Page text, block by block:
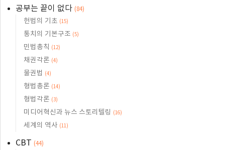
공부는 끝이 없다 (84)
헌법의 기초 (15)
통치의 기본구조 (5)
민법총칙 (12)
채권각론 (4)
물권법 (4)
형법총론 (14)
형법각론 (3)
미디어혁신과 뉴스 스토리텔링 (16)
세계의 역사 (11)
CBT (44)